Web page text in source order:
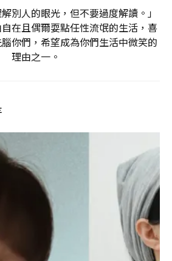
別人的眼光，但不要過度解讀。」
在且偶爾耍點任性流氓的生活，喜
你們，希望成為你們生活中微笑的
理由之一。